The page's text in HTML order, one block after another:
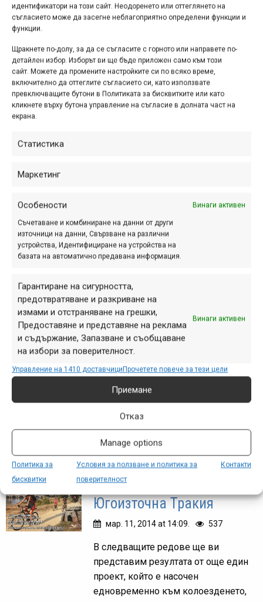
идентификатори на този сайт. Неодоренето или оттеглянето на
съгласието може да засегне неблагоприятно определени функции и
функции.
Щракнете по-долу, за да се съгласите с горното или направете по-
детайлен избор. Изборът ви ще бъде приложен само към този
сайт. Можете да промените настройките си по всяко време,
включително да оттеглите съгласието си, като използвате
превключващите бутони в Политиката за бисквитките или като
кликнете върху бутона управление на съгласие в долната част на
екрана.
Статистика
Маркетинг
Особености Винаги активен
Съчетаване и комбиниране на данни от други
източници на данни, Свързване на различни
устройства, Идентифициране на устройства на
базата на автоматично предавана информация.
Гарантиране на сигурността,
предотвратяване и разкриване на
измами и отстраняване на грешки,
Предоставяне и представяне на реклама
и съдържание, Запазване и съобщаване
на избори за поверителност.
Винаги активен
Управление на 1410 доставчициПрочетете повече за тези цели
Приемане
Отказ
Manage options
Политика за
бисквитки
Условия за ползване и политика за
поверителност
Контакти
забрана на велосипедите
в градския транспорт
апр. 24, 2014 at 14:32. 323
Опитват се да забранят
превозването на
велосипеди към Витоша и
в София?
апр. 07, 2014 at 17:34. 420
На първо място, извинявам се на
аудиторията за неясното заглавие.
За съжаление то най-точно описва
ситуацията в момента, която е също
толкова неадекватна. Засега
действието се развива главно във
Facebook,...
Велопътеводител за
Югоизточна Тракия
мар. 11, 2014 at 14:09. 537
В следващите редове ще ви
представим резултата от още един
проект, който е насочен
едновременно към колоезденето,